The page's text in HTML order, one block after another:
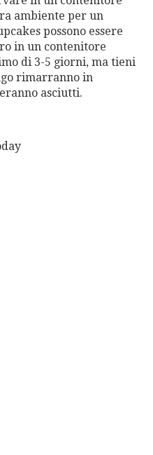
ambiente per un
possono essere
in un contenitore
di 3-5 giorni, ma tieni
rimarranno in
asciutti.